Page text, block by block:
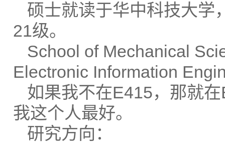
硕士就读于华中科技大学
21级。
School of Mechanical
Electronic Information
如果我不在E415，那就
我这个人最好。
研究方向：